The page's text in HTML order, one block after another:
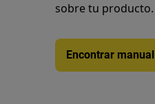
sobre tu producto.
Encontrar manual